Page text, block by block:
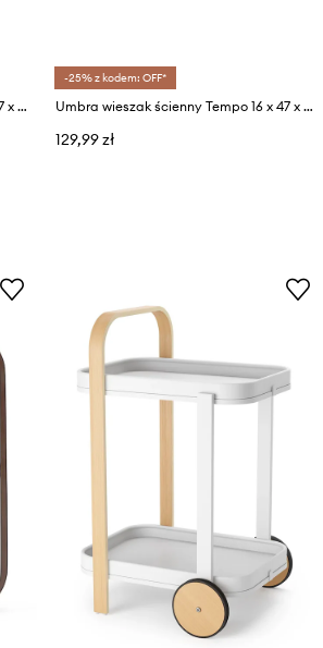
Umbra wieszak ścienny Tempo 16 x 47 x 6 cm
-25% z kodem: OFF*
Umbra wieszak ścienny Tempo 16 x 47 x 6 cm
129,99 zł